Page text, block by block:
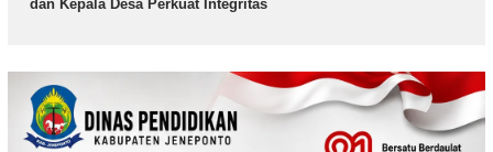
dan Kepala Desa Perkuat Integritas